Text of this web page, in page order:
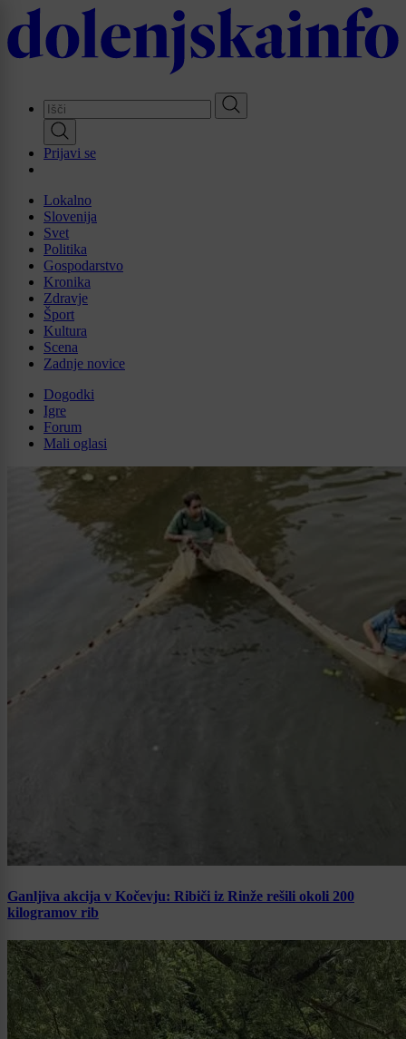
Skip
to
main
Prijavi se
Lokalno
Slovenija
Svet
Politika
Gospodarstvo
Kronika
Zdravje
Šport
Kultura
Scena
Zadnje novice
Dogodki
Igre
Forum
Mali oglasi
Ganljiva akcija v Kočevju: Ribiči iz Rinže rešili okoli 200
kilogramov rib